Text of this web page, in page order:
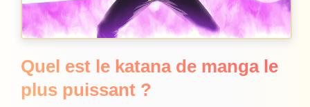
Quel est le katana de manga le
plus puissant ?